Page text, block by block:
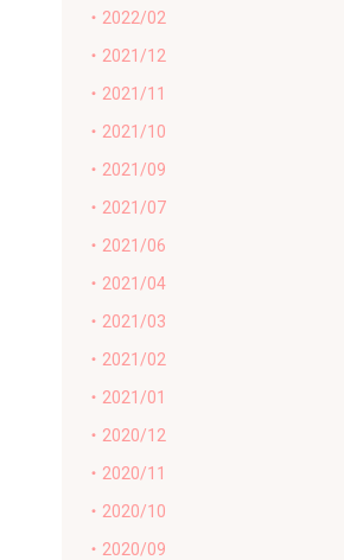
・2022/02
・2021/12
・2021/11
・2021/10
・2021/09
・2021/07
・2021/06
・2021/04
・2021/03
・2021/02
・2021/01
・2020/12
・2020/11
・2020/10
・2020/09